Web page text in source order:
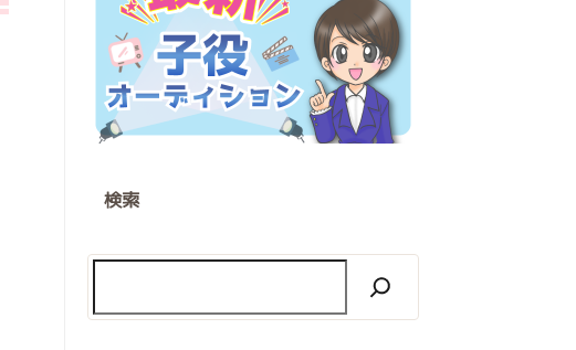
検索